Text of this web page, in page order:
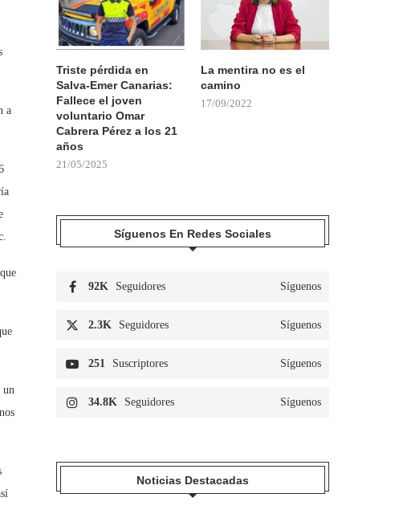
a
un
Triste pérdida en
Salva-Emer Canarias:
Fallece el joven
voluntario Omar
Cabrera Pérez a los 21
años
21/05/2025
La mentira no es el
camino
17/09/2022
Síguenos En Redes Sociales
92K Seguidores Síguenos
2.3K Seguidores Síguenos
251 Suscriptores Síguenos
34.8K Seguidores Síguenos
Noticias Destacadas